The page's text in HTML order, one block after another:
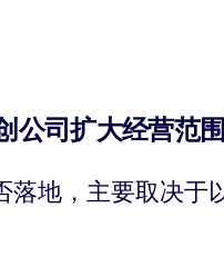
公司扩大经营范
地，主要取决于